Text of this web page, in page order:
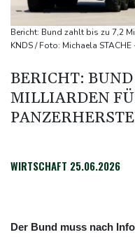
Integrität der Ukraine
Sieg auf der längsten
Gesamtführung
Bulgarien nahe
Lionel Messi trauert um
Bericht: Bund zahlt bis zu 7,2
KNDS / Foto: Michaela STACHE
BERICHT:
MILLIARDEN
WIRTSCHAFT 25.06.2026
Der Bund muss nach